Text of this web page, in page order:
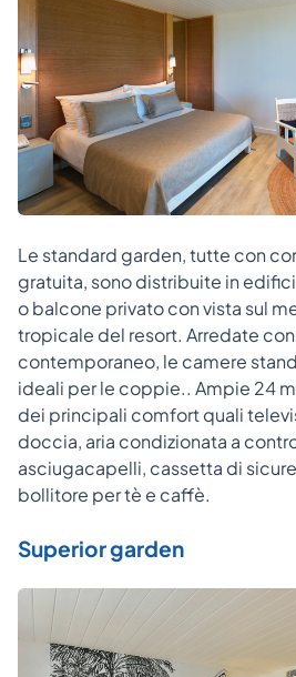
Le standard garden, tutte con
gratuita, sono distribuite in edifici
o balcone privato con vista sul
tropicale del resort. Arredate
contemporaneo, le camere
ideali per le coppie.. Ampie 24
dei principali comfort quali
doccia, aria condizionata a
asciugacapelli, cassetta di
bollitore per tè e caffè.
Superior garden